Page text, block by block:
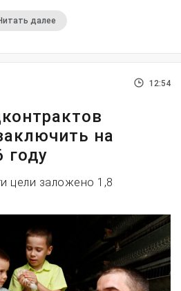
далее
12:54
на
году
цели заложено 1,8